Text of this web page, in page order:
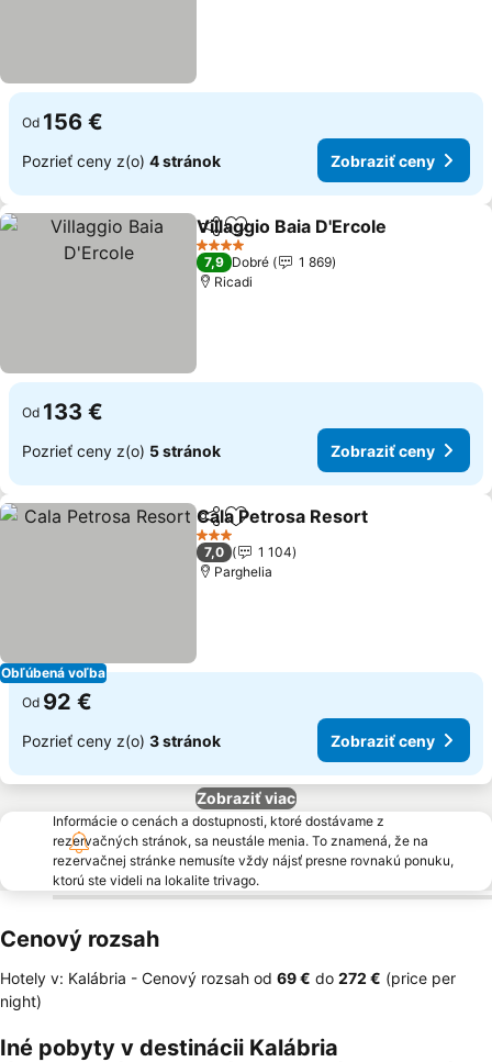
Od 156 €
Pozrieť ceny z(o) 4 stránok Zobraziť ceny
ZdieľaťPridať do obľúbených
Villaggio Baia D'Ercole
4 Počet hviezdičiek
7,9 Dobré
1 869
Ricadi
Od 133 €
Pozrieť ceny z(o) 5 stránok Zobraziť ceny
Obľúbená voľba
ZdieľaťPridať do obľúbených
Cala Petrosa Resort
3 Počet hviezdičiek
7,0
1 104
Parghelia
Od 92 €
Pozrieť ceny z(o) 3 stránok Zobraziť ceny
Zobraziť viac
Informácie o cenách a dostupnosti, ktoré dostávame z
rezervačných stránok, sa neustále menia. To znamená, že na
rezervačnej stránke nemusíte vždy nájsť presne rovnakú ponuku,
ktorú ste videli na lokalite trivago.
Cenový rozsah
Hotely v: Kalábria - Cenový rozsah od ‎69 € do ‎272 € (price per
night)
Iné pobyty v destinácii Kalábria